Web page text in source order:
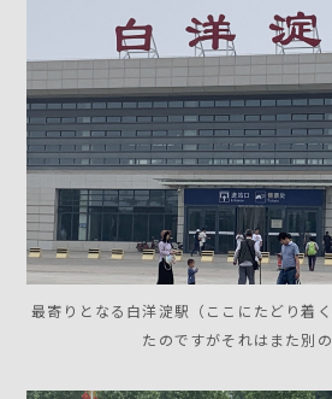
最寄りとなる白洋淀駅（ここにたどり着
たのですがそれはまた別の